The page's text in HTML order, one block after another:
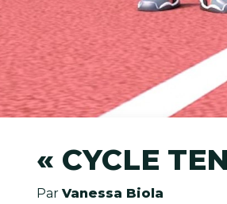
« CYCLE
Par Vanessa Biola